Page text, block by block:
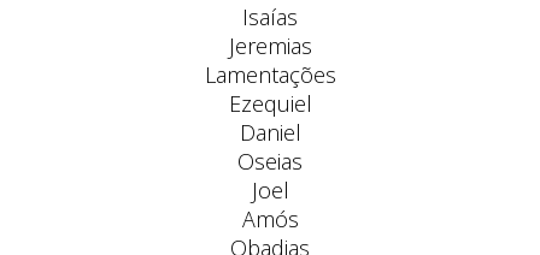
Isaías
Jeremias
Lamentações
Ezequiel
Daniel
Oseias
Joel
Amós
Obadias